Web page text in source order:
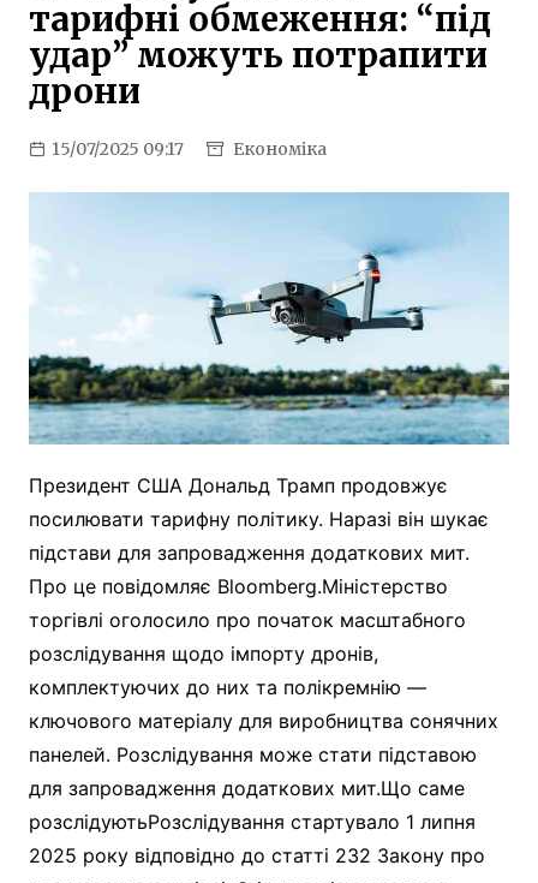
тарифні обмеження: “під
удар” можуть потрапити
дрони
15/07/2025 09:17 Економіка
Президент США Дональд Трамп продовжує
посилювати тарифну політику. Наразі він шукає
підстави для запровадження додаткових мит.
Про це повідомляє Bloomberg.Міністерство
торгівлі оголосило про початок масштабного
розслідування щодо імпорту дронів,
комплектуючих до них та полікремнію —
ключового матеріалу для виробництва сонячних
панелей. Розслідування може стати підставою
для запровадження додаткових мит.Що саме
розслідуютьРозслідування стартувало 1 липня
2025 року відповідно до статті 232 Закону про